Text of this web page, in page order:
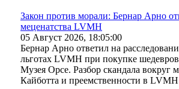
Закон против морали: Бернар Арно
меценатства LVMH
05 Август 2026, 18:05:00
Бернар Арно ответил на
льготах LVMH при покупке
Музея Орсе. Разбор скандала вокруг
Кайботта и преемственности в LVMH